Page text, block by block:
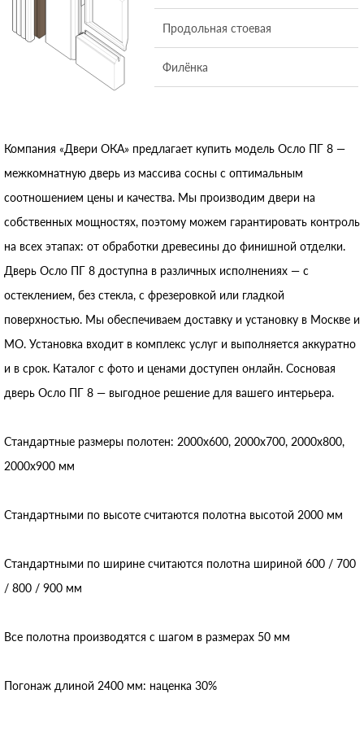
Продольная стоевая
Филёнка
Компания «Двери ОКА» предлагает купить модель Осло ПГ 8 —
межкомнатную дверь из массива сосны с оптимальным
соотношением цены и качества. Мы производим двери на
собственных мощностях, поэтому можем гарантировать контроль
на всех этапах: от обработки древесины до финишной отделки.
Дверь Осло ПГ 8 доступна в различных исполнениях — с
остеклением, без стекла, с фрезеровкой или гладкой
поверхностью. Мы обеспечиваем доставку и установку в Москве и
МО. Установка входит в комплекс услуг и выполняется аккуратно
и в срок. Каталог с фото и ценами доступен онлайн. Сосновая
дверь Осло ПГ 8 — выгодное решение для вашего интерьера.
Стандартные размеры полотен: 2000x600, 2000x700, 2000x800,
2000x900 мм
Стандартными по высоте считаются полотна высотой 2000 мм
Стандартными по ширине считаются полотна шириной 600 / 700
/ 800 / 900 мм
Все полотна производятся с шагом в размерах 50 мм
Погонаж длиной 2400 мм: наценка 30%